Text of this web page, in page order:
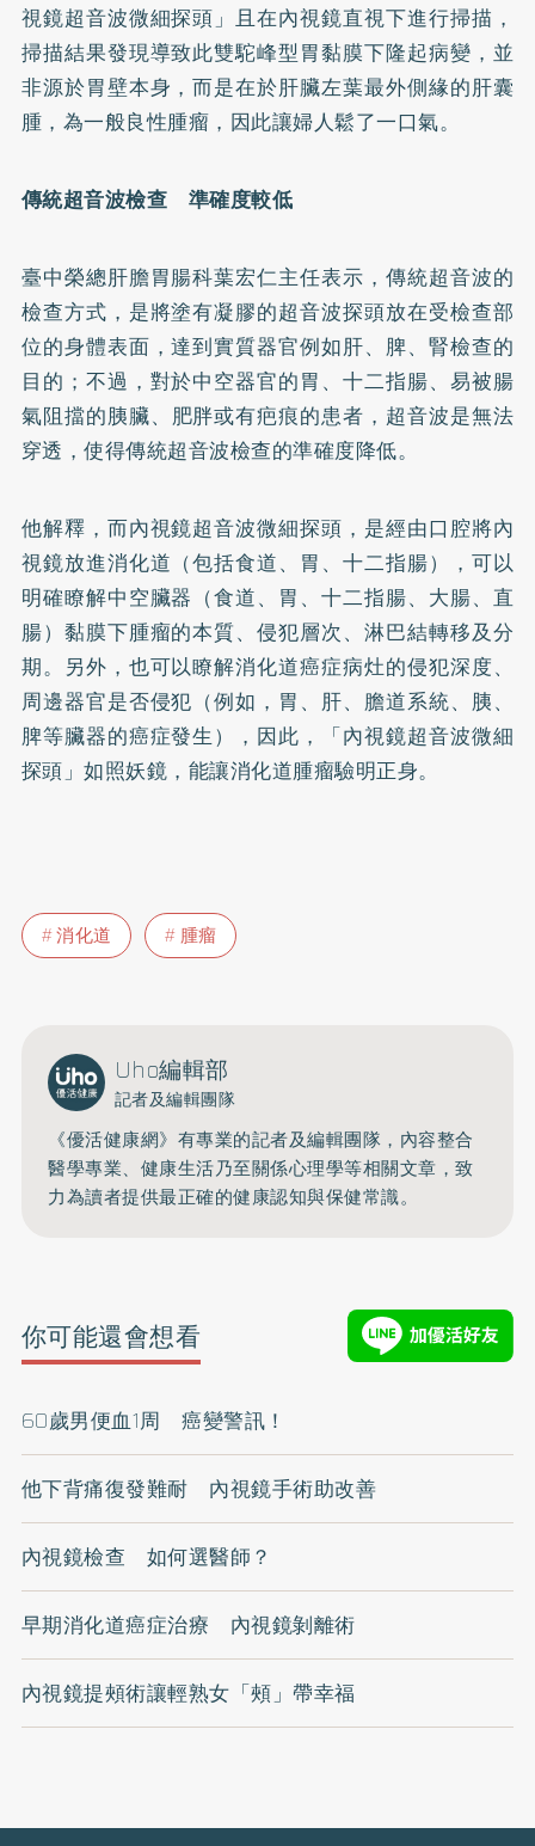
視鏡超音波微細探頭」且在內視鏡直視下進行掃描，
掃描結果發現導致此雙駝峰型胃黏膜下隆起病變，並
非源於胃壁本身，而是在於肝臟左葉最外側緣的肝囊
腫，為一般良性腫瘤，因此讓婦人鬆了一口氣。
傳統超音波檢查 準確度較低
臺中榮總肝膽胃腸科葉宏仁主任表示，傳統超音波的
檢查方式，是將塗有凝膠的超音波探頭放在受檢查部
位的身體表面，達到實質器官例如肝、脾、腎檢查的
目的；不過，對於中空器官的胃、十二指腸、易被腸
氣阻擋的胰臟、 肥胖或有疤痕的患者，超音波是無法
穿透，使得傳統超音波檢查的準確度降低。
他解釋，而內視鏡超音波微細探頭，是經由口腔將內
視鏡放進消化道（包括食道、胃、十二指腸），可以
明確瞭解中空臟器（食道、胃、十二指腸、大腸、直
腸）黏膜下腫瘤的本質、侵犯層次、淋巴結轉移及分
期。另外，也可以瞭解消化道癌症病灶的侵犯深度、
周邊器官是否侵犯（例如，胃、肝、膽道系統、胰、
脾等臟器的癌症發生），因此，「內視鏡超音波微細
探頭」如照妖鏡，能讓消化道腫瘤驗明正身。
消化道 腫瘤
Uho編輯部
記者及編輯團隊
《優活健康網》有專業的記者及編輯團隊，內容整合
醫學專業、健康生活乃至關係心理學等相關文章，致
力為讀者提供最正確的健康認知與保健常識。
你可能還會想看
60歲男便血1周 癌變警訊！
他下背痛復發難耐 內視鏡手術助改善
內視鏡檢查 如何選醫師？
早期消化道癌症治療 內視鏡剝離術
內視鏡提頰術讓輕熟女「頰」帶幸福